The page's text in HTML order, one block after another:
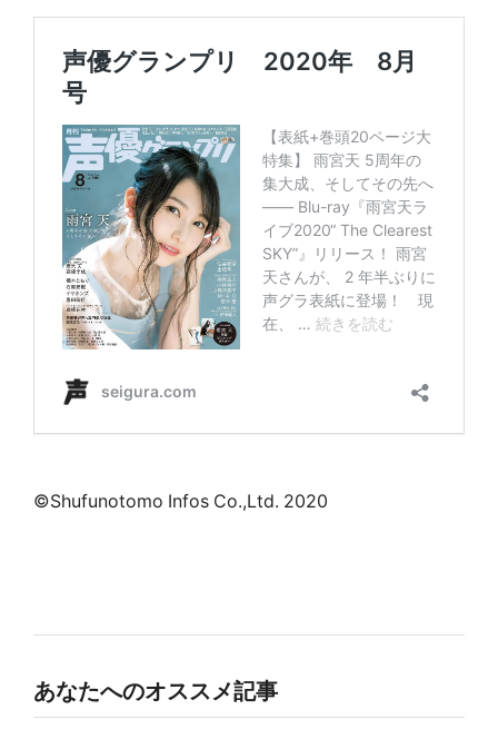
©Shufunotomo Infos Co.,Ltd. 2020
あなたへのオススメ記事